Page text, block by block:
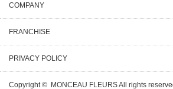
COMPANY
FRANCHISE
PRIVACY POLICY
Copyright © MONCEAU FLEURSAll rights
PAGE TOP